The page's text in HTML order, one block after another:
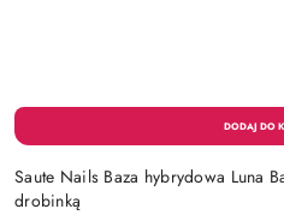
Saute Nails Baza hybrydowa Luna
drobinką